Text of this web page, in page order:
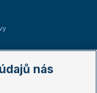
nás